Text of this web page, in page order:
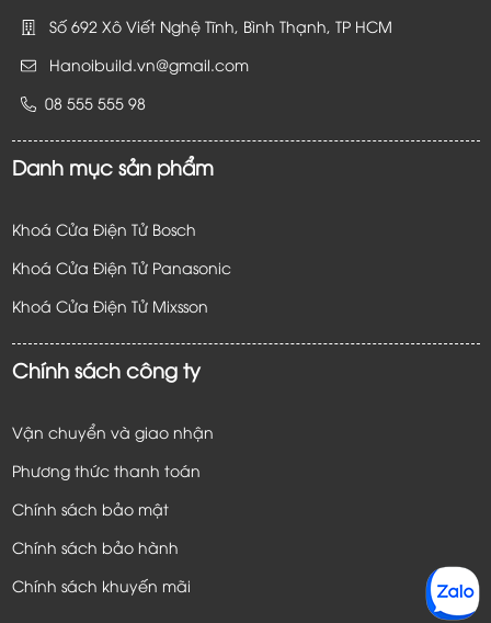
Số 692 Xô Viết Nghệ Tĩnh, Bình Thạnh, TP HCM
Hanoibuild.vn@gmail.com
08 555 555 98
Danh mục sản phẩm
Khoá Cửa Điện Tử Bosch
Khoá Cửa Điện Tử Panasonic
Khoá Cửa Điện Tử Mixsson
Chính sách công ty
Vận chuyển và giao nhận
Phương thức thanh toán
Chính sách bảo mật
Chính sách bảo hành
Chính sách khuyến mãi